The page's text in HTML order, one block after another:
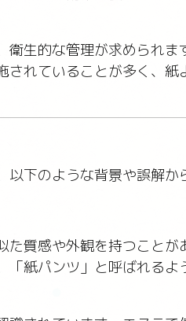
生的な管理が求められま
されていることが多く、紙
下のような背景や誤解か
質感や外観を持つことが
紙パンツ」と呼ばれるよ